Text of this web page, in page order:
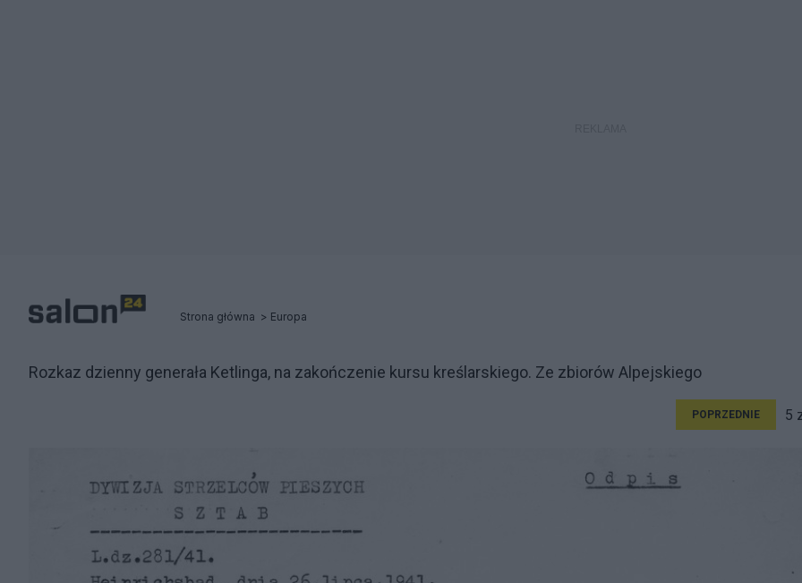
Strona główna Europa
Rozkaz dzienny generała Ketlinga, na zakończenie kursu kreślarskiego. Ze zbiorów Alpejskiego
POPRZEDNIE 5